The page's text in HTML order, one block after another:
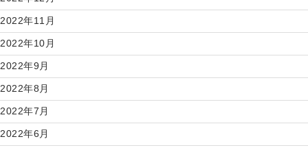
2022年11月
2022年10月
2022年9月
2022年8月
2022年7月
2022年6月